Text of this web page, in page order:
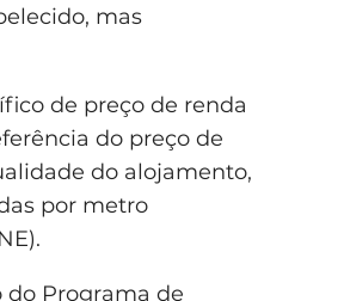
mas
de preço de renda
do preço de
do alojamento,
por metro
Programa de